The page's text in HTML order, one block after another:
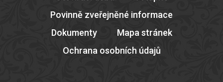
Povinně zveřejněné informace
Dokumenty
Mapa stránek
Ochrana osobních údajů